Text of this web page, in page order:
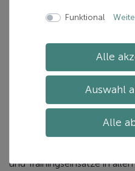
Beschreibung
Zusätzliche Informationen
TOKO Performance black
und Trainingseinsätze in
Funktional
Alle
Auswahl
Alle